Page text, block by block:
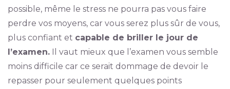
possible, même le stress ne pourra pas vous faire
perdre vos moyens, car vous serez plus sûr de vous,
plus confiant et capable de briller le jour de
l’examen. Il vaut mieux que l’examen vous semble
moins difficile car ce serait dommage de devoir le
repasser pour seulement quelques points